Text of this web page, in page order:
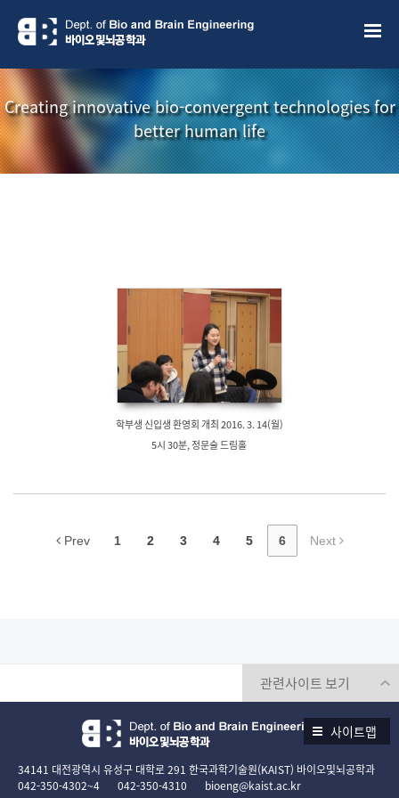
Creating innovative bio-convergent technologies for
better human life
학부생 신입생 환영회 개최 2016. 3. 14(월)
5시 30분, 정문술 드림홀
Prev 1 2 3 4 5 6 Next
사이트맵
34141 대전광역시 유성구 대학로 291 한국과학기술원(KAIST) 바이오및뇌공학과
042-350-4302~4
042-350-4310 bioeng@kaist.ac.kr